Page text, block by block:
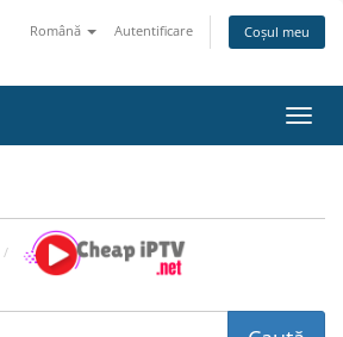
Română Autentificare Coșul meu